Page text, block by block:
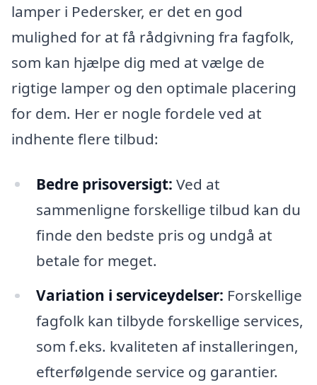
lamper i Pedersker, er det en god
mulighed for at få rådgivning fra fagfolk,
som kan hjælpe dig med at vælge de
rigtige lamper og den optimale placering
for dem. Her er nogle fordele ved at
indhente flere tilbud:
Bedre prisoversigt: Ved at
sammenligne forskellige tilbud kan du
finde den bedste pris og undgå at
betale for meget.
Variation i serviceydelser: Forskellige
fagfolk kan tilbyde forskellige services,
som f.eks. kvaliteten af installeringen,
efterfølgende service og garantier.